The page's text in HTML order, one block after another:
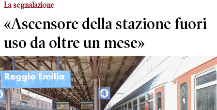
La segnalazione
«Ascensore della stazione fuori
uso da oltre un mese»